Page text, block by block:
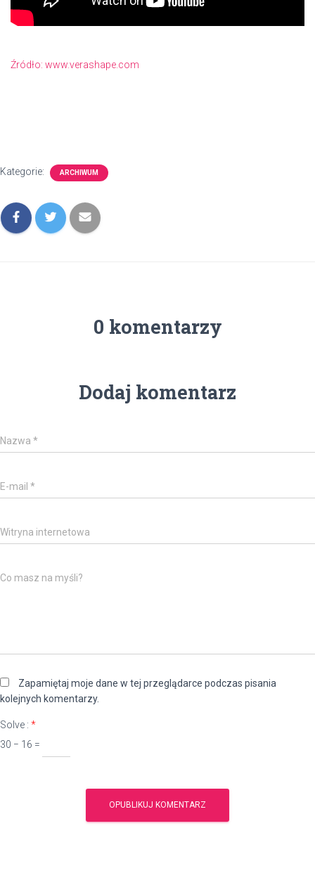
Źródło: www.verashape.com
Kategorie: ARCHIWUM
0 komentarzy
Dodaj komentarz
Nazwa *
E-mail *
Witryna internetowa
Co masz na myśli?
Zapamiętaj moje dane w tej przeglądarce podczas pisania
kolejnych komentarzy.
Solve : *
30 − 16 =